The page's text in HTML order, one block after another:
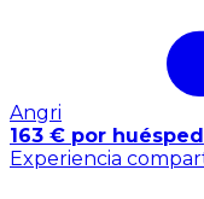
Angri
163 € por huésped
Experiencia